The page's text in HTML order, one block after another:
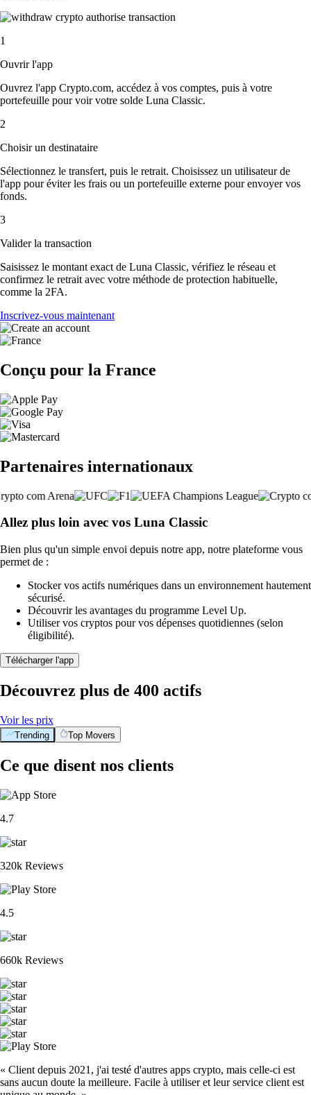
1
Ouvrir l'app
Ouvrez l'app Crypto.com, accédez à vos comptes, puis à votre
portefeuille pour voir votre solde Luna Classic.
2
Choisir un destinataire
Sélectionnez le transfert, puis le retrait. Choisissez un utilisateur de
l'app pour éviter les frais ou un portefeuille externe pour envoyer vos
fonds.
3
Valider la transaction
Saisissez le montant exact de Luna Classic, vérifiez le réseau et
confirmez le retrait avec votre méthode de protection habituelle,
comme la 2FA.
Inscrivez-vous maintenant
Conçu pour la France
Partenaires internationaux
Allez plus loin avec vos Luna Classic
Bien plus qu'un simple envoi depuis notre app, notre plateforme vous
permet de :
Stocker vos actifs numériques dans un environnement hautement
sécurisé.
Découvrir les avantages du programme Level Up.
Utiliser vos cryptos pour vos dépenses quotidiennes (selon
éligibilité).
Télécharger l'app
Découvrez plus de 400 actifs
Voir les prix
Trending Top Movers
Ce que disent nos clients
4.7
320k Reviews
4.5
660k Reviews
« Client depuis 2021, j'ai testé d'autres apps crypto, mais celle-ci est
sans aucun doute la meilleure. Facile à utiliser et leur service client est